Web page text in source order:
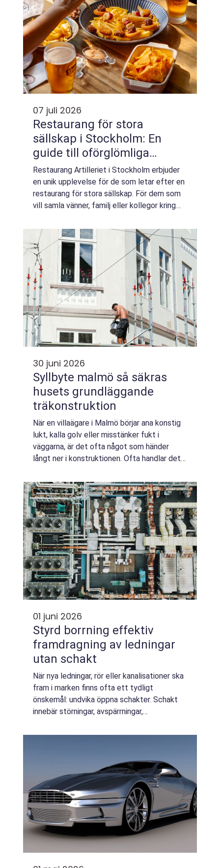
07 juli 2026
Restaurang för stora
sällskap i Stockholm: En
guide till oförglömliga
matupplevelser
Restaurang Artilleriet i Stockholm erbjuder
en unik upplevelse för de som letar efter en
restaurang för stora sällskap. För dem som
vill samla vänner, familj eller kollegor kring
30 juni 2026
Syllbyte malmö så säkras
husets grundläggande
träkonstruktion
När en villaägare i Malmö börjar ana konstig
lukt, kalla golv eller misstänker fukt i
väggarna, är det ofta något som händer
långt ner i konstruktionen. Ofta handlar det
upp väggarna. Ett Syllbyte Malmö ä...
01 juni 2026
Styrd borrning effektiv
framdragning av ledningar
utan schakt
När nya ledningar, rör eller kanalisationer ska
fram i marken finns ofta ett tydligt
önskemål: undvika öppna schakter. Schakt
innebär störningar, avspärrningar,
kostnader. Här blir styrd borrning en nyckel...